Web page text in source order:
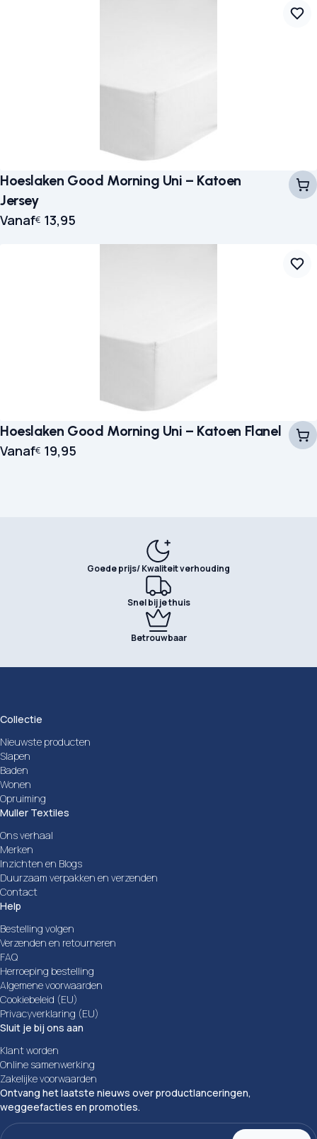
Hoeslaken Good Morning Uni – Katoen
Jersey
Vanaf€ 13,95
Hoeslaken Good Morning Uni – Katoen Flanel
Vanaf€ 19,95
Goede prijs/ Kwaliteit verhouding
Snel bij je thuis
Betrouwbaar
Collectie
Nieuwste producten
Slapen
Baden
Wonen
Opruiming
Muller Textiles
Ons verhaal
Merken
Inzichten en Blogs
Duurzaam verpakken en verzenden
Contact
Help
Bestelling volgen
Verzenden en retourneren
FAQ
Herroeping bestelling
Algemene voorwaarden
Cookiebeleid (EU)
Privacyverklaring (EU)
Sluit je bij ons aan
Klant worden
Online samenwerking
Zakelijke voorwaarden
Ontvang het laatste nieuws over productlanceringen,
weggeefacties en promoties.
E-